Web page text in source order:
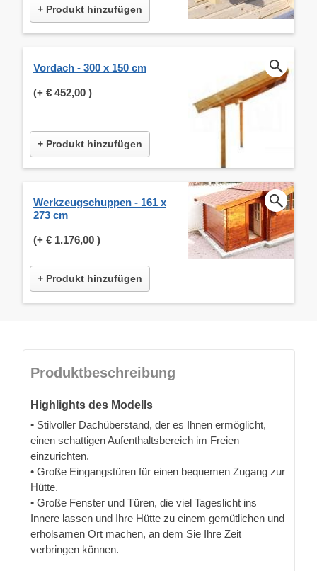
+ Produkt hinzufügen
Vordach - 300 x 150 cm
(+ € 452,00 )
+ Produkt hinzufügen
Werkzeugschuppen - 161 x
273 cm
(+ € 1.176,00 )
+ Produkt hinzufügen
Produktbeschreibung
Highlights des Modells
• Stilvoller Dachüberstand, der es Ihnen ermöglicht,
einen schattigen Aufenthaltsbereich im Freien
einzurichten.
• Große Eingangstüren für einen bequemen Zugang zur
Hütte.
• Große Fenster und Türen, die viel Tageslicht ins
Innere lassen und Ihre Hütte zu einem gemütlichen und
erholsamen Ort machen, an dem Sie Ihre Zeit
verbringen können.